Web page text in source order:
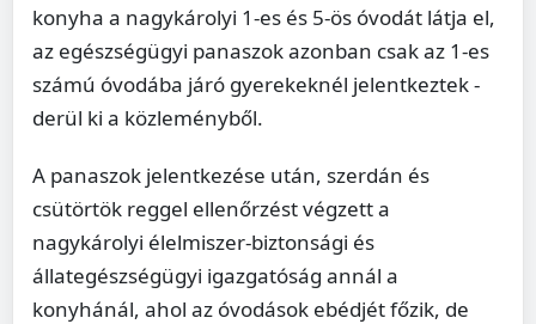
konyha a nagykárolyi 1-es és 5-ös óvodát látja el,
az egészségügyi panaszok azonban csak az 1-es
számú óvodába járó gyerekeknél jelentkeztek -
derül ki a közleményből.
A panaszok jelentkezése után, szerdán és
csütörtök reggel ellenőrzést végzett a
nagykárolyi élelmiszer-biztonsági és
állategészségügyi igazgatóság annál a
konyhánál, ahol az óvodások ebédjét főzik, de